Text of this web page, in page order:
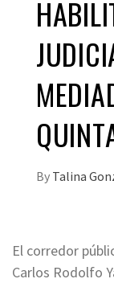
By Talina
El corredor
Carlos Rodolfo